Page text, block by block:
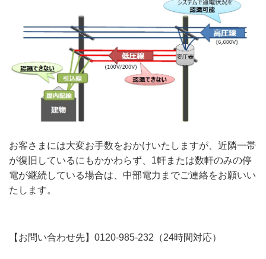
お客さまには大変お手数をおかけいたしますが、近隣一帯
が復旧しているにもかかわらず、1軒または数軒のみの停
電が継続している場合は、中部電力までご連絡をお願いい
たします。
【お問い合わせ先】0120-985-232（24時間対応）